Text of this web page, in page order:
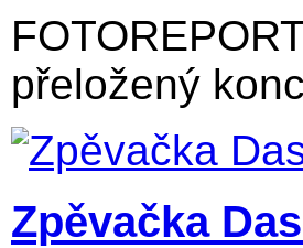
přeložený
Zpěvačka